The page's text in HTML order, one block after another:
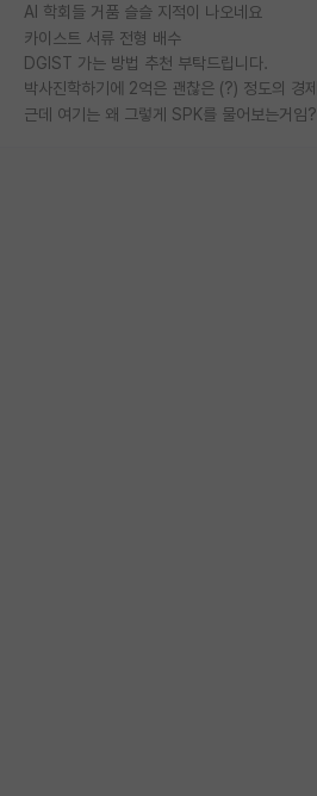
AI 학회들 거품 슬슬 지적이 나오네요
카이스트 서류 전형 배수
DGIST 가는 방법 추천 부탁드립니다.
근데 여기는 왜 그렇게 SPK를 물어보는거임?